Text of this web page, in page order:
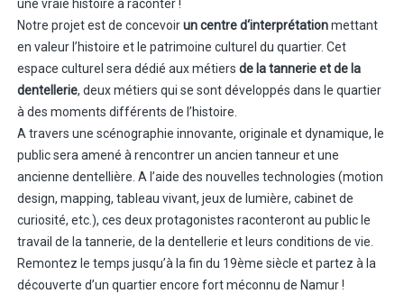
une vraie histoire à raconter !
Notre projet est de concevoirun centre d‘interprétationmettant
en valeur l’histoire et le patrimoine culturel du quartier. Cet
espace culturel sera dédié aux métiersde la tannerie et de la
dentellerie, deux métiers qui se sont développés dans le quartier
à des moments différents de l’histoire.
A travers une scénographie innovante, originale et dynamique, le
public sera amené à rencontrer un ancien tanneur et une
ancienne dentellière. A l’aide des nouvelles technologies (motion
design, mapping, tableau vivant, jeux de lumière, cabinet de
curiosité, etc.), ces deux protagonistes raconteront au public le
travail de la tannerie, de la dentellerie et leurs conditions de vie.
Remontez le temps jusqu’à la fin du 19ème siècle et partez à la
découverte d’un quartier encore fort méconnu de Namur !